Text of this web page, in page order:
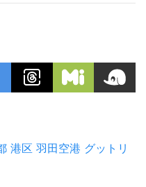
港区 羽田空港 グットリ